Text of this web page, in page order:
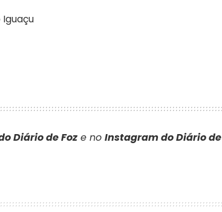
Diário de Foz e no Instagram do Diário de